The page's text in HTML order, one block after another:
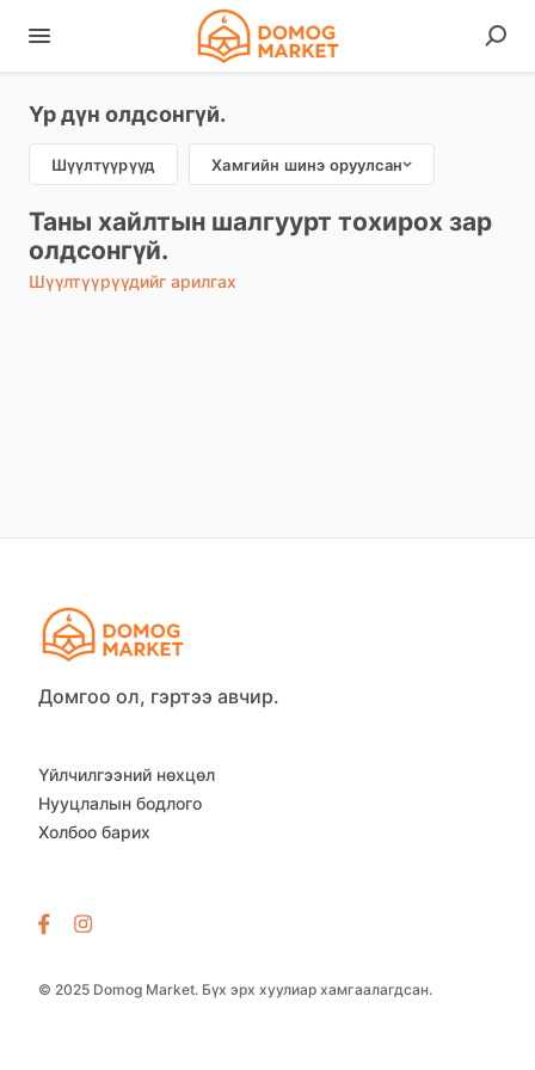
Үр дүн олдсонгүй.
Шүүлтүүрүүд Хамгийн шинэ оруулсан
Таны хайлтын шалгуурт тохирох зар
олдсонгүй.
Шүүлтүүрүүдийг арилгах
Домгоо ол, гэртээ авчир.
© 2025 Domog Market. Бүх эрх хуулиар хамгаалагдсан.
Үйлчилгээний нөхцөл
Нууцлалын бодлого
Холбоо барих